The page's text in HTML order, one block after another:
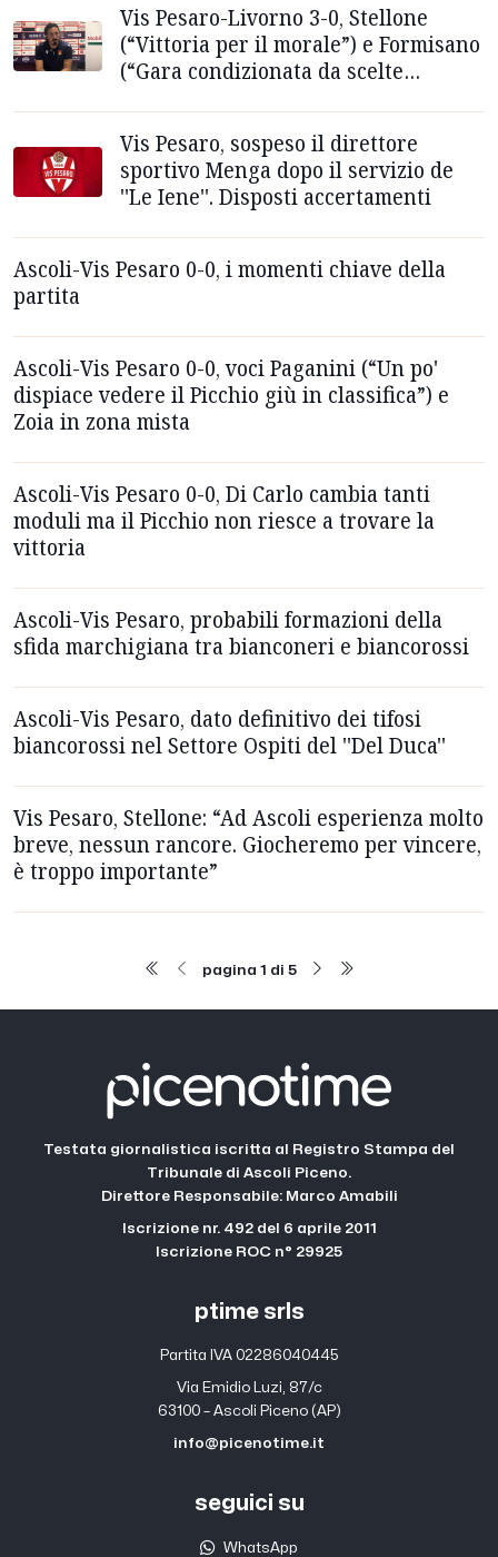
Vis Pesaro-Livorno 3-0, Stellone
(“Vittoria per il morale”) e Formisano
(“Gara condizionata da scelte
Vis Pesaro, sospeso il direttore
sportivo Menga dopo il servizio de
''Le Iene''. Disposti accertamenti
Ascoli-Vis Pesaro 0-0, i momenti chiave della
partita
Ascoli-Vis Pesaro 0-0, voci Paganini (“Un po'
dispiace vedere il Picchio giù in classifica”) e
Zoia in zona mista
Ascoli-Vis Pesaro 0-0, Di Carlo cambia tanti
moduli ma il Picchio non riesce a trovare la
vittoria
Ascoli-Vis Pesaro, probabili formazioni della
sfida marchigiana tra bianconeri e biancorossi
Ascoli-Vis Pesaro, dato definitivo dei tifosi
biancorossi nel Settore Ospiti del ''Del Duca''
Vis Pesaro, Stellone: “Ad Ascoli esperienza molto
breve, nessun rancore. Giocheremo per vincere,
è troppo importante”
pagina 1 di 5
Testata giornalistica iscritta al Registro Stampa del
Tribunale di Ascoli Piceno.
Direttore Responsabile: Marco Amabili
Iscrizione nr. 492 del 6 aprile 2011
Iscrizione ROC n° 29925
ptime srls
Partita IVA 02286040445
Via Emidio Luzi, 87/c
63100 – Ascoli Piceno (AP)
info@picenotime.it
seguici su
WhatsApp